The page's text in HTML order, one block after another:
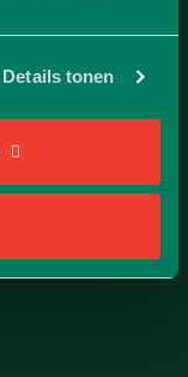
Details tonen